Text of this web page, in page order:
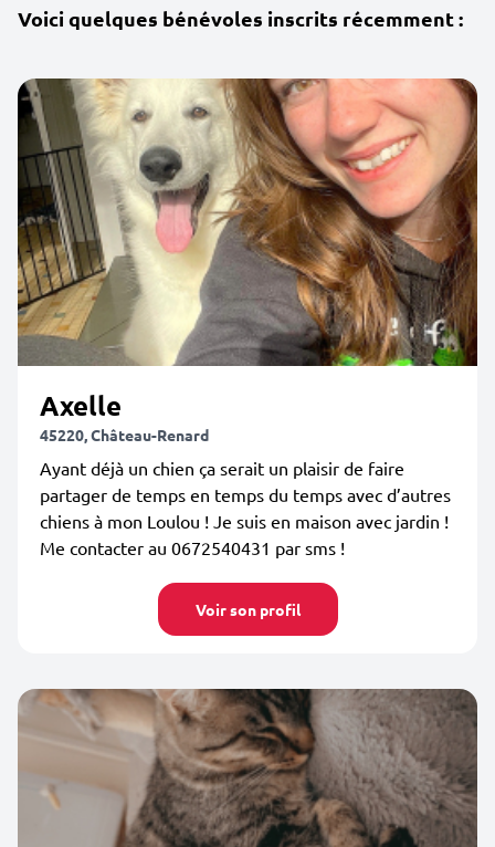
Voici quelques bénévoles inscrits récemment :
Axelle
45220, Château-Renard
Ayant déjà un chien ça serait un plaisir de faire
partager de temps en temps du temps avec d’autres
chiens à mon Loulou ! Je suis en maison avec jardin !
Me contacter au 0672540431 par sms !
Voir son profil